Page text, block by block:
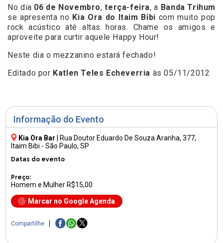
Informação do Evento
Kia Ora Bar Rua Doutor Eduardo De Souza Aranha, 377,
Itaim Bibi - São Paulo, SP
Datas do evento
Preço:
Homem e Mulher R$15,00
Marcar no Google Agenda
Compartilhe
No dia 06 de Novembro,terça-feira, a Banda Trihum
se apresenta no Kia Ora do Itaim Bibi com muito pop
rock acústico até altas horas. Chame os amigos e
aproveite para curtir aquele Happy Hour!
Neste dia o mezzanino estará fechado!
Editado por Katlen Teles Echeverria às 05/11/2012